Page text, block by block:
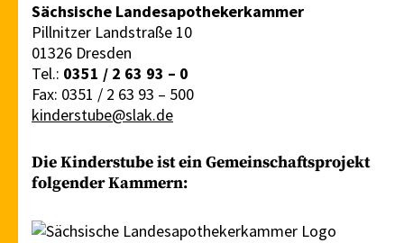
Sächsische Landesapothekerkammer
Pillnitzer Landstraße 10
01326 Dresden
Tel.: 0351 / 2 63 93 – 0
Fax: 0351 / 2 63 93 – 500
kinderstube@slak.de
Die Kinderstube ist ein Gemeinschaftsprojekt
folgender Kammern: